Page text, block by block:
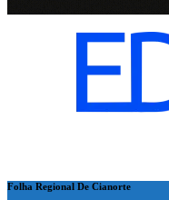
Folha Regional De Cianorte